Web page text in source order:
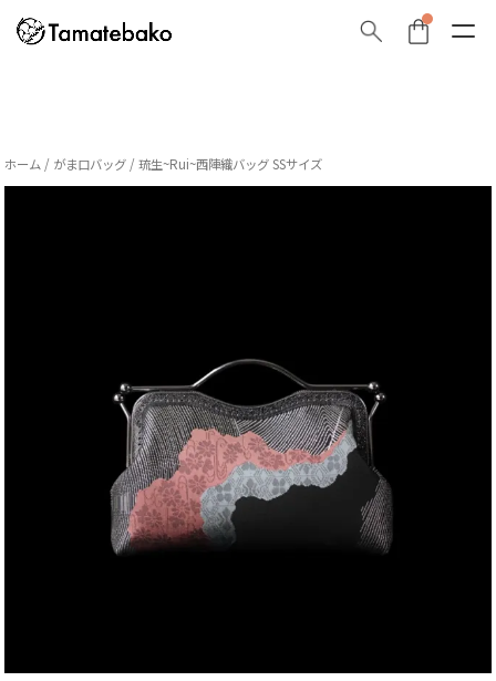
ホーム / がま口バッグ / 琉生~Rui~西陣織バッグ SSサイズ